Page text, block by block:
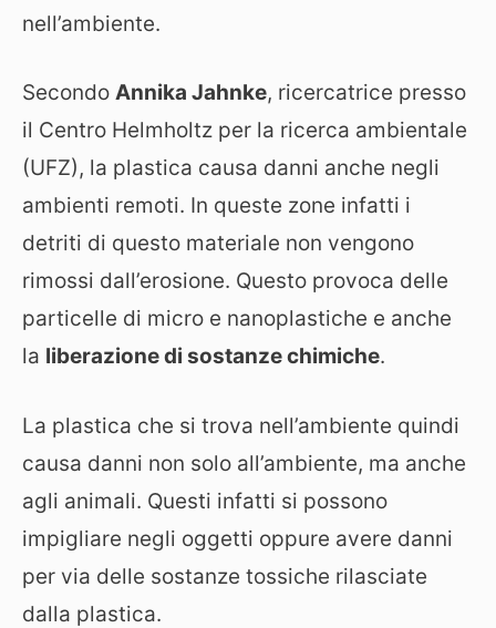
nell’ambiente.
Secondo Annika Jahnke, ricercatrice presso
il Centro Helmholtz per la ricerca ambientale
(UFZ), la plastica causa danni anche negli
ambienti remoti. In queste zone infatti i
detriti di questo materiale non vengono
rimossi dall’erosione. Questo provoca delle
particelle di micro e nanoplastiche e anche
la liberazione di sostanze chimiche.
La plastica che si trova nell’ambiente quindi
causa danni non solo all’ambiente, ma anche
agli animali. Questi infatti si possono
impigliare negli oggetti oppure avere danni
per via delle sostanze tossiche rilasciate
dalla plastica.